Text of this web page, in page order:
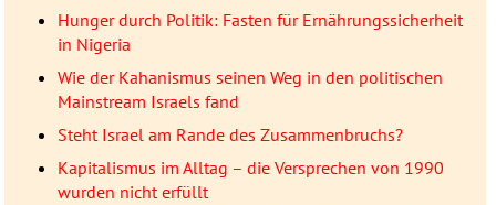
Hunger durch Politik: Fasten für Ernährungssicherheit
in Nigeria
Wie der Kahanismus seinen Weg in den politischen
Mainstream Israels fand
Steht Israel am Rande des Zusammenbruchs?
Kapitalismus im Alltag – die Versprechen von 1990
wurden nicht erfüllt